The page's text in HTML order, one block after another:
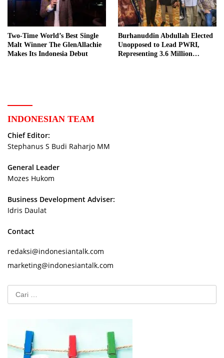
Two-Time World’s Best Single
Malt Winner The GlenAllachie
Makes Its Indonesia Debut
Burhanuddin Abdullah Elected
Unopposed to Lead PWRI,
Representing 3.6 Million
INDONESIAN TEAM
Chief Editor:
Stephanus S Budi Raharjo MM
General Leader
Mozes Hukom
Business Development Adviser:
Idris Daulat
Contact
redaksi@indonesiantalk.com
marketing@indonesiantalk.com
Cari
untuk: